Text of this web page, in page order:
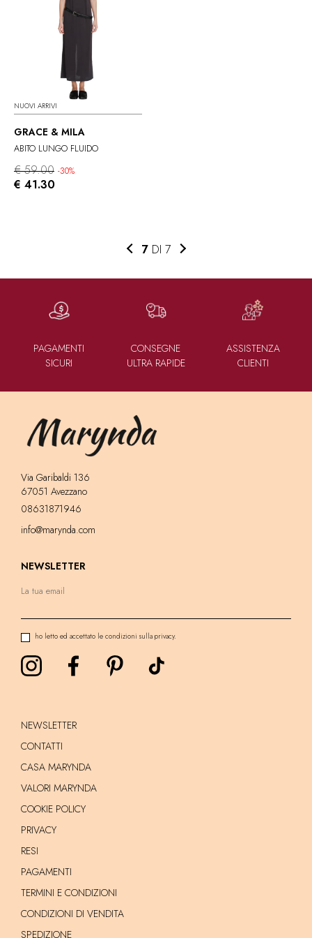
NUOVI ARRIVI
GRACE & MILA
ABITO LUNGO FLUIDO
€ 59.00 -30%
€ 41.30
7DI 7
PAGAMENTI
SICURI
CONSEGNE
ULTRA RAPIDE
ASSISTENZA
CLIENTI
Via Garibaldi 136
67051 Avezzano
08631871946
info@marynda.com
NEWSLETTER
ho letto ed accettato le condizioni sulla privacy.
NEWSLETTER
CONTATTI
CASA MARYNDA
VALORI MARYNDA
COOKIE POLICY
PRIVACY
RESI
PAGAMENTI
TERMINI E CONDIZIONI
CONDIZIONI DI VENDITA
SPEDIZIONE